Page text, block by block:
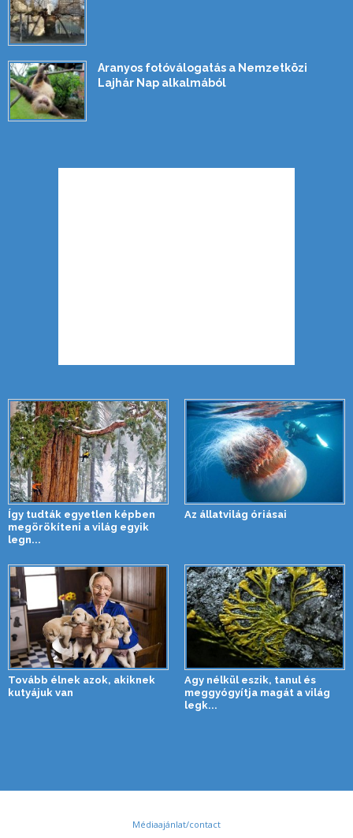
Aranyos fotóválogatás a Nemzetközi
Lajhár Nap alkalmából
Így tudták egyetlen képben
megörökíteni a világ egyik
legn...
Az állatvilág óriásai
Tovább élnek azok, akiknek
kutyájuk van
Agy nélkül eszik, tanul és
meggyógyítja magát a világ
legk...
Médiaajánlat/contact